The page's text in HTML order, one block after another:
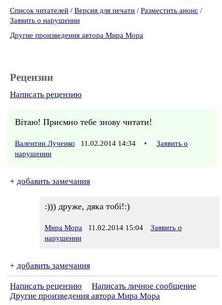
Список читателей / Версия для печати / Разместить анонс /
Заявить о нарушении
Другие произведения автора Мира Мора
Рецензии
Написать рецензию
Вітаю! Приємно тебе знову читати!
Валентин Лученко 11.02.2014 14:34 •
Заявить о
нарушении
+ добавить замечания
:))) друже, дяка тобі!:)
Мира Мора 11.02.2014 15:04
Заявить о
нарушении
+ добавить замечания
Написать рецензию
Написать личное сообщение
Другие произведения автора Мира Мора